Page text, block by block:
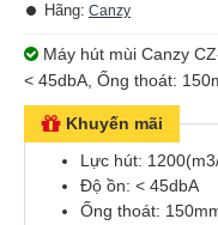
Hãng: Canzy
Máy hút mùi Canzy
< 45dbA, Ống thoát:
Khuyến mãi
Lực hút:
Độ ồn: < 45dbA
Ống thoát: